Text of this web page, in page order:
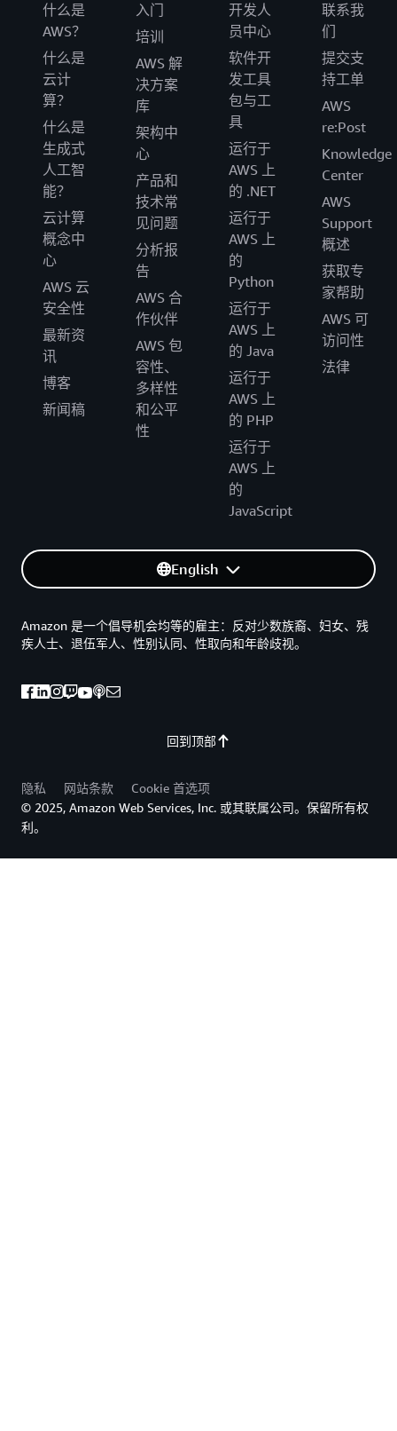
什么是
AWS？
什么是
云计
算？
什么是
生成式
人工智
能？
云计算
概念中
心
AWS 云
安全性
最新资
讯
博客
新闻稿
入门
培训
AWS 解
决方案
库
架构中
心
产品和
技术常
见问题
分析报
告
AWS 合
作伙伴
AWS 包
容性、
多样性
和公平
性
开发人
员中心
软件开
发工具
包与工
具
运行于
AWS 上
的 .NET
运行于
AWS 上
的
Python
运行于
AWS 上
的 Java
运行于
AWS 上
的 PHP
运行于
AWS 上
的
JavaScript
联系我
们
提交支
持工单
AWS
re:Post
Knowledge
Center
AWS
Support
概述
获取专
家帮助
AWS 可
访问性
法律
English
回到顶部
Amazon 是一个倡导机会均等的雇主：反对少数族裔、妇女、残
疾人士、退伍军人、性别认同、性取向和年龄歧视。
隐私 网站条款
Cookie 首选项
© 2025, Amazon Web Services, Inc. 或其联属公司。保留所有权
利。